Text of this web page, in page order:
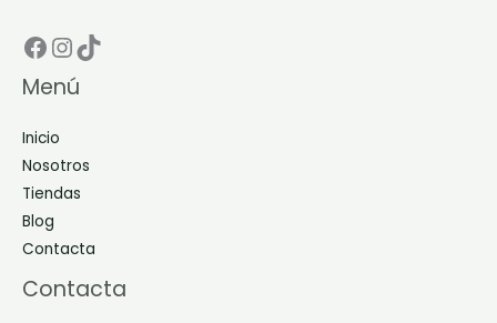
Facebook Don Dino
Instagram Don Dino
TikTok Don Dino
Menú
Inicio
Nosotros
Tiendas
Blog
Contacta
Contacta